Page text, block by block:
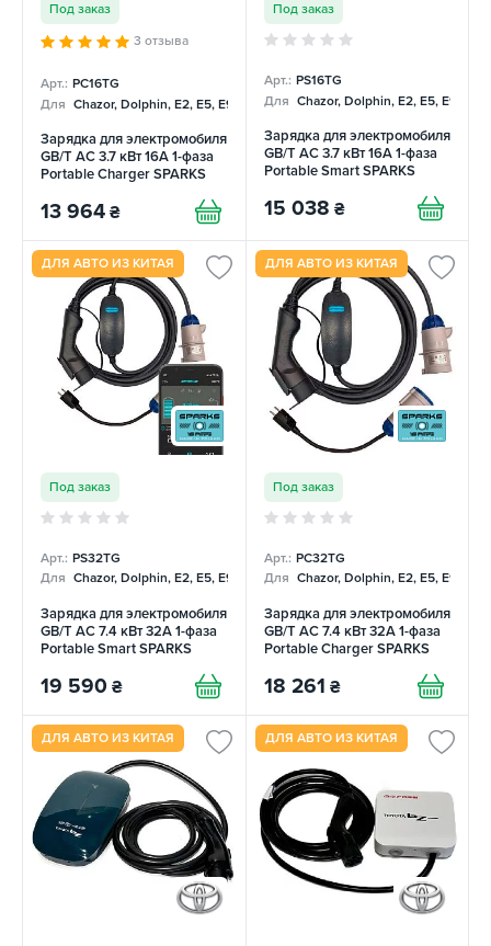
Под заказ
3 отзыва
Арт.: PC16TG
Для Chazor, Dolphin, E2, E5, E9, Mercedes
Зарядка для электромобиля
GB/T AC 3.7 кВт 16А 1-фаза
Portable Charger SPARKS
13 964 ₴
Под заказ
Арт.: PS16TG
Для Chazor, Dolphin, E2, E5, E9,
Зарядка для электромобиля
GB/T AC 3.7 кВт 16А 1-фаза
Portable Smart SPARKS
15 038 ₴
ДЛЯ АВТО ИЗ КИТАЯ
Под заказ
Арт.: PS32TG
Для Chazor, Dolphin, E2, E5, E9, Mercedes
Зарядка для электромобиля
GB/T AC 7.4 кВт 32А 1-фаза
Portable Smart SPARKS
19 590 ₴
ДЛЯ АВТО ИЗ КИТАЯ
Под заказ
Арт.: PC32TG
Для Chazor, Dolphin, E2, E5, E9,
Зарядка для электромобиля
GB/T AC 7.4 кВт 32А 1-фаза
Portable Charger SPARKS
18 261 ₴
ДЛЯ АВТО ИЗ КИТАЯ ДЛЯ АВТО ИЗ КИТАЯ